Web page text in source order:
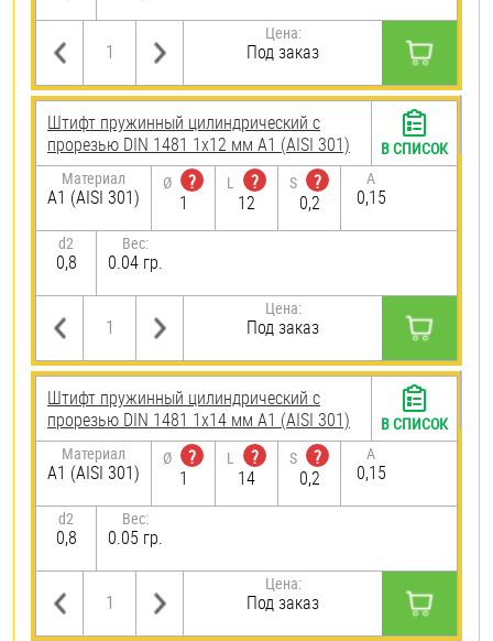
Цена:
Под заказ
Штифт пружинный цилиндрический с
прорезью DIN 1481 1х12 мм А1 (AISI 301)
Материал
А1 (AISI 301)
Ø
?
1
L
?
12
S
?
0,2
A
0,15
d2
0,8
Вес:
0.04 гр.
Цена:
Под заказ
В СПИСОК
Штифт пружинный цилиндрический с
прорезью DIN 1481 1х14 мм А1 (AISI 301)
Материал
А1 (AISI 301)
Ø
?
1
L
?
14
S
?
0,2
A
0,15
d2
0,8
Вес:
0.05 гр.
Цена:
Под заказ
В СПИСОК